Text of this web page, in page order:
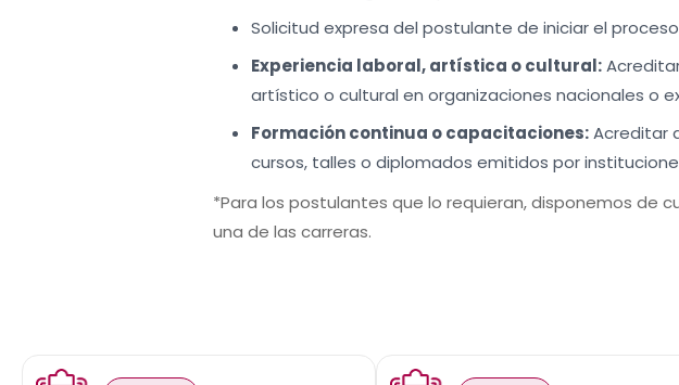
Solicitud expresa del postulante de iniciar el
Experiencia laboral, artística o cultural:
artístico o cultural en organizaciones nacionales o
Formación continua o capacitaciones:Acreditar
cursos, talles o diplomados emitidos por
*Para los postulantes que lo requieran, disponemos de
una de las carreras.